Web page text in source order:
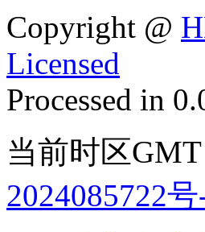
Copyright @
Licensed
Processed in
当前时区
2024085722号